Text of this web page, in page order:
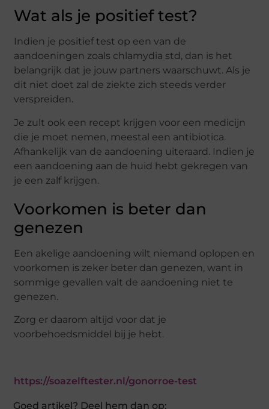
Wat als je positief test?
Indien je positief test op een van de
aandoeningen zoals chlamydia std, dan is het
belangrijk dat je jouw partners waarschuwt. Als je
dit niet doet zal de ziekte zich steeds verder
verspreiden.
Je zult ook een recept krijgen voor een medicijn
die je moet nemen, meestal een antibiotica.
Afhankelijk van de aandoening uiteraard. Indien je
een aandoening aan de huid hebt gekregen van
je een zalf krijgen.
Voorkomen is beter dan
genezen
Een akelige aandoening wilt niemand oplopen en
voorkomen is zeker beter dan genezen, want in
sommige gevallen valt de aandoening niet te
genezen.
Zorg er daarom altijd voor dat je
voorbehoedsmiddel bij je hebt.
https://soazelftester.nl/gonorroe-test
Goed artikel? Deel hem dan op: